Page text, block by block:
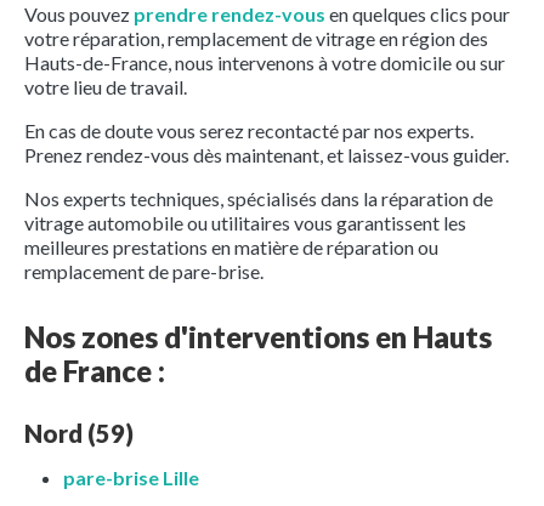
Vous pouvez prendre rendez-vous en quelques clics pour
votre réparation, remplacement de vitrage en région des
Hauts-de-France, nous intervenons à votre domicile ou sur
votre lieu de travail.
En cas de doute vous serez recontacté par nos experts.
Prenez rendez-vous dès maintenant, et laissez-vous guider.
Nos experts techniques, spécialisés dans la réparation de
vitrage automobile ou utilitaires vous garantissent les
meilleures prestations en matière de réparation ou
remplacement de pare-brise.
Nos zones d'interventions en Hauts
de France :
Nord (59)
pare-brise Lille